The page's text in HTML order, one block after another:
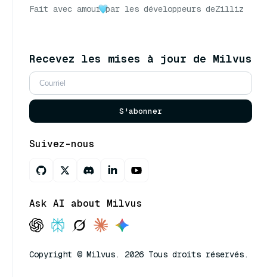
Fait avec amour par les développeurs deZilliz
Recevez les mises à jour de Milvus
S'abonner
Suivez-nous
Ask AI about Milvus
Copyright © Milvus. 2026 Tous droits réservés.